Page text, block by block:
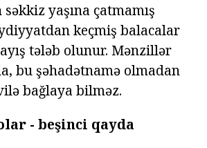
yaşına çatmamış
keçmiş balacalar
tələb olunur. Mənzillər
bu şəhadətnamə olmadan
bağlaya bilməz.
- beşinci qayda